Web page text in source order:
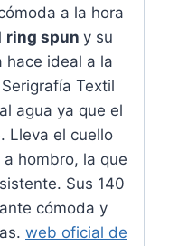
a la hora
ring spun y su
ideal a la
Textil
agua ya que el
. Lleva el cuello
hombro, la que
Sus 140
cómoda y
web oficial de